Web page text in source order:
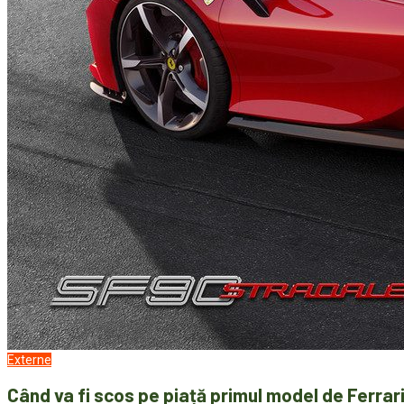
Externe
Când va fi scos pe piață primul model de Ferrari